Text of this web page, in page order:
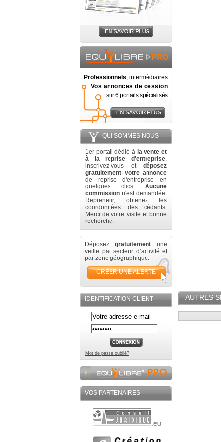
Professionnels, intermédiaires
Vos annonces de cession
sur 6 portails spécialisés
QUI SOMMES NOUS
1er portail dédié à la vente et
à la reprise d'entreprise,
inscrivez-vous et déposez
gratuitement votre annonce
de reprise d'entreprise en
quelques clics. Aucune
commission n'est demandée.
Repreneur, obtenez les
coordonnées des cédants.
Merci de votre visite et bonne
recherche.
Déposez gratuitement une
veille par secteur d’activité et
par zone géographique.
CRÉER UNE ALERTE
IDENTIFICATION CLIENT
Mot de passe oublié?
VOS PARTENAIRES
AUTRES